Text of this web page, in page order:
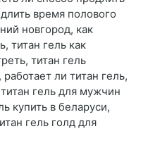
время полового
новгород, как
титан гель как
титан гель
ли титан гель,
гель для мужчин
купить в беларуси,
гель голд для